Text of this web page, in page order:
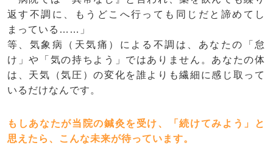
返す不調に、もうどこへ行っても同じだと諦めてし
まっている……」
等、気象病（天気痛）による不調は、あなたの「怠
け」や「気の持ちよう」ではありません。あなたの体
は、天気（気圧）の変化を誰よりも繊細に感じ取って
いるだけなんです。
もしあなたが当院の鍼灸を受け、「続けてみよう」と
思えたら、こんな未来が待っています。